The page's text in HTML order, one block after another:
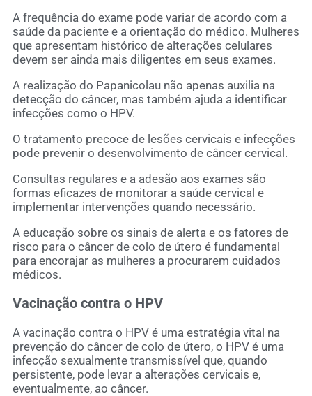
A frequência do exame pode variar de acordo com a
saúde da paciente e a orientação do médico. Mulheres
que apresentam histórico de alterações celulares
devem ser ainda mais diligentes em seus exames.
A realização do Papanicolau não apenas auxilia na
detecção do câncer, mas também ajuda a identificar
infecções como o HPV.
O tratamento precoce de lesões cervicais e infecções
pode prevenir o desenvolvimento de câncer cervical.
Consultas regulares e a adesão aos exames são
formas eficazes de monitorar a saúde cervical e
implementar intervenções quando necessário.
A educação sobre os sinais de alerta e os fatores de
risco para o câncer de colo de útero é fundamental
para encorajar as mulheres a procurarem cuidados
médicos.
Vacinação contra o HPV
A vacinação contra o HPV é uma estratégia vital na
prevenção do câncer de colo de útero, o HPV é uma
infecção sexualmente transmissível que, quando
persistente, pode levar a alterações cervicais e,
eventualmente, ao câncer.